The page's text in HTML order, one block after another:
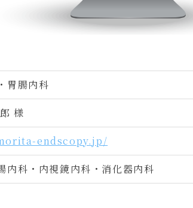
胃腸内科
様
endscopy.jp/
内科・内視鏡内科・消化器内科